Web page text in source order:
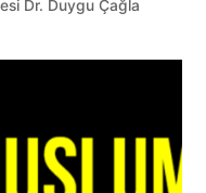
Dr. Duygu Çağla